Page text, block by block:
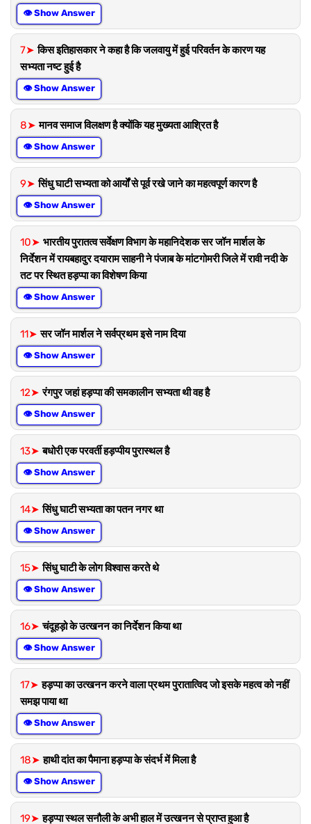
👁 Show Answer
7➤किस इतिहासकार ने कहा है कि जलवायु में हुई परिवर्तन के कारण यह
सभ्यता नष्ट हुई है
👁 Show Answer
8➤मानव समाज विलक्षण है क्योंकि यह मुख्यता आश्रित है
👁 Show Answer
9➤सिंधु घाटी सभ्यता को आर्यों से पूर्व रखे जाने का महत्वपूर्ण कारण है
👁 Show Answer
10➤ भारतीय पुरातत्व सर्वेक्षण विभाग के महानिदेशक सर जॉन मार्शल के
निर्देशन में रायबहादुर दयाराम साहनी ने पंजाब के मांटगोमरी जिले में रावी नदी के
तट पर स्थित हड़प्पा का विशेषण किया
👁 Show Answer
11➤सर जॉन मार्शल ने सर्वप्रथम इसे नाम दिया
👁 Show Answer
12➤रंगपुर जहां हड़प्पा की समकालीन सभ्यता थी वह है
👁 Show Answer
13➤बधोरी एक परवर्ती हड़प्पीय पुरास्थल है
👁 Show Answer
14➤सिंधु घाटी सभ्यता का पतन नगर था
👁 Show Answer
15➤सिंधु घाटी के लोग विश्वास करते थे
👁 Show Answer
16➤चंदूहड़ो के उत्खनन का निर्देशन किया था
👁 Show Answer
17➤हड़प्पा का उत्खनन करने वाला प्रथम पुरातात्विद जो इसके महत्व को नहीं
समझ पाया था
👁 Show Answer
18➤हाथी दांत का पैमाना हड़प्पा के संदर्भ में मिला है
👁 Show Answer
19➤हड़प्पा स्थल सनौली के अभी हाल में उत्खनन से प्राप्त हुआ है